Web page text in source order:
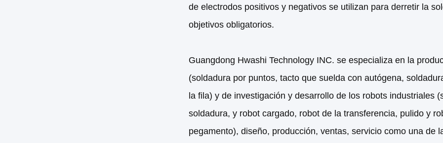
de electrodos positivos y negativos se utilizan para derretir la
objetivos obligatorios.
Guangdong Hwashi Technology INC. se especializa en la
(soldadura por puntos, tacto que suelda con autógena,
la fila) y de investigación y desarrollo de los robots industriales
soldadura, y robot cargado, robot de la transferencia, pulido y
pegamento), diseño, producción, ventas, servicio como una de